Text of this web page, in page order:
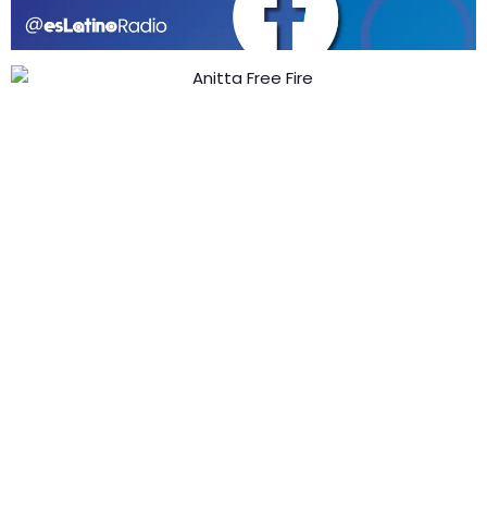
RADIO SPLENDID